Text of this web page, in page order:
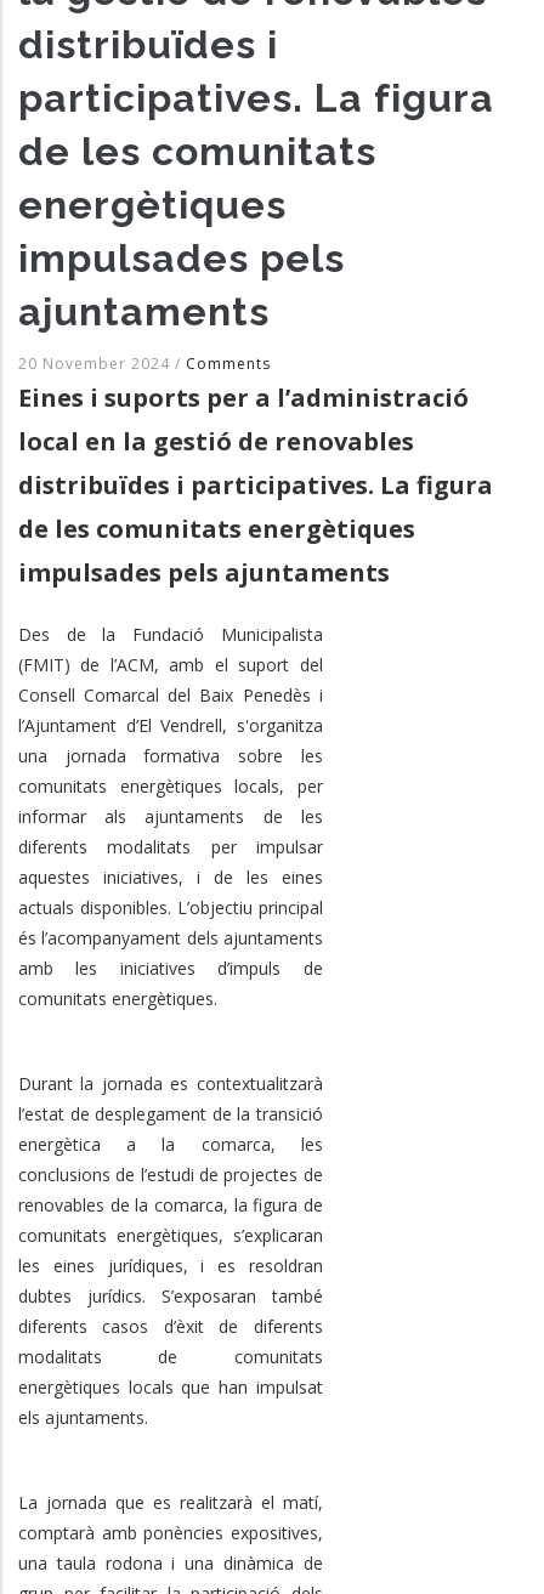
distribuïdes i
participatives. La figura
de les comunitats
energètiques
impulsades pels
ajuntaments
20 November 2024 / Comments
Eines i suports per a l’administració
local en la gestió de renovables
distribuïdes i participatives. La figura
de les comunitats energètiques
impulsades pels ajuntaments
Des de la Fundació Municipalista
(FMIT) de l’ACM, amb el suport del
Consell Comarcal del Baix Penedès i
l’Ajuntament d’El Vendrell, s'organitza
una jornada formativa sobre les
comunitats energètiques locals, per
informar als ajuntaments de les
diferents modalitats per impulsar
aquestes iniciatives, i de les eines
actuals disponibles. L’objectiu principal
és l’acompanyament dels ajuntaments
amb les iniciatives d’impuls de
comunitats energètiques.
Durant la jornada es contextualitzarà
l’estat de desplegament de la transició
energètica a la comarca, les
conclusions de l’estudi de projectes de
renovables de la comarca, la figura de
comunitats energètiques, s’explicaran
les eines jurídiques, i es resoldran
dubtes jurídics. S’exposaran també
diferents casos d’èxit de diferents
modalitats de comunitats
energètiques locals que han impulsat
els ajuntaments.
La jornada que es realitzarà el matí,
comptarà amb ponències expositives,
una taula rodona i una dinàmica de